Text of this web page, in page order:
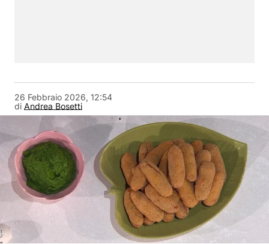
di Andrea Bosetti
26 Febbraio 2026, 12:54